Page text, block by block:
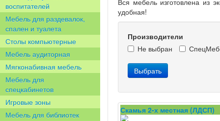
оборудование
Весовое оборудование
Хлебопекарное
оборудование
воспитателей
Мебель для раздевалок,
спален и туалета
Столы компьютерные
Мебель аудиторная
Мягконабивная мебель
Мебель для
спецкабинетов
Игровые зоны
Мебель для библиотек
Вся мебель изготовлена из
удобная!
Производители
Не выбран
Скамья 2-х местная (ЛДСП)